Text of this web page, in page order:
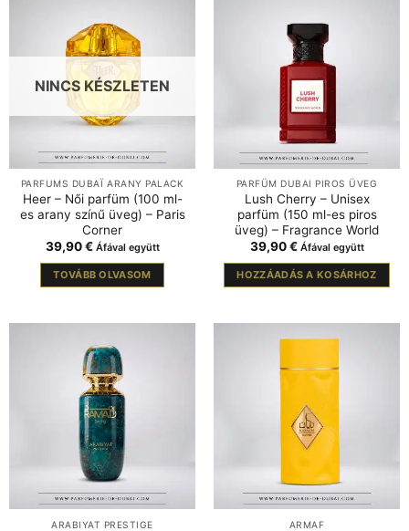
NINCS KÉSZLETEN
PARFUMS DUBAÏ ARANY PALACK
Heer – Női parfüm (100 ml-
es arany színű üveg) – Paris
Corner
39,90€ Áfával együtt
TOVÁBB OLVASOM
PARFÜM DUBAI PIROS ÜVEG
Lush Cherry – Unisex
parfüm (150 ml-es piros
üveg) – Fragrance World
39,90€ Áfával együtt
HOZZÁADÁS A KOSÁRHOZ
ARABIYAT PRESTIGE ARMAF